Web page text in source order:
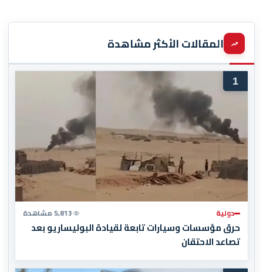
المقالات الأكثر مشاهدة
1
دولية 5,813 مشاهدة
حرق مؤسسات وسيارات تابعة لقيادة البوليساريو بعد
تصاعد الاحتقان